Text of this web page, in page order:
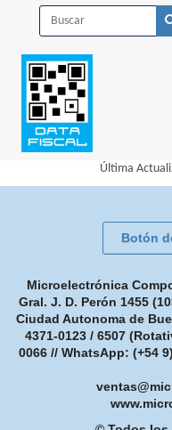
Última
Botón
Microelectrónica
Gral. J. D. Perón 1455
Ciudad Autonoma de
4371-0123 / 6507
0066 // WhatsApp: (+54